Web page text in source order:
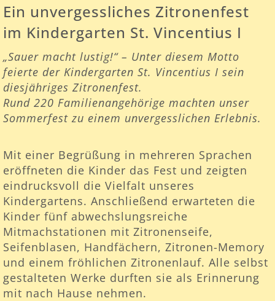
Ein unvergessliches Zitronenfest
im Kindergarten St. Vincentius I
„Sauer macht lustig!“ – Unter diesem Motto
feierte der Kindergarten St. Vincentius I sein
diesjähriges Zitronenfest.
Rund 220 Familienangehörige machten unser
Sommerfest zu einem unvergesslichen Erlebnis.
Mit einer Begrüßung in mehreren Sprachen
eröffneten die Kinder das Fest und zeigten
eindrucksvoll die Vielfalt unseres
Kindergartens. Anschließend erwarteten die
Kinder fünf abwechslungsreiche
Mitmachstationen mit Zitronenseife,
Seifenblasen, Handfächern, Zitronen-Memory
und einem fröhlichen Zitronenlauf. Alle selbst
gestalteten Werke durften sie als Erinnerung
mit nach Hause nehmen.